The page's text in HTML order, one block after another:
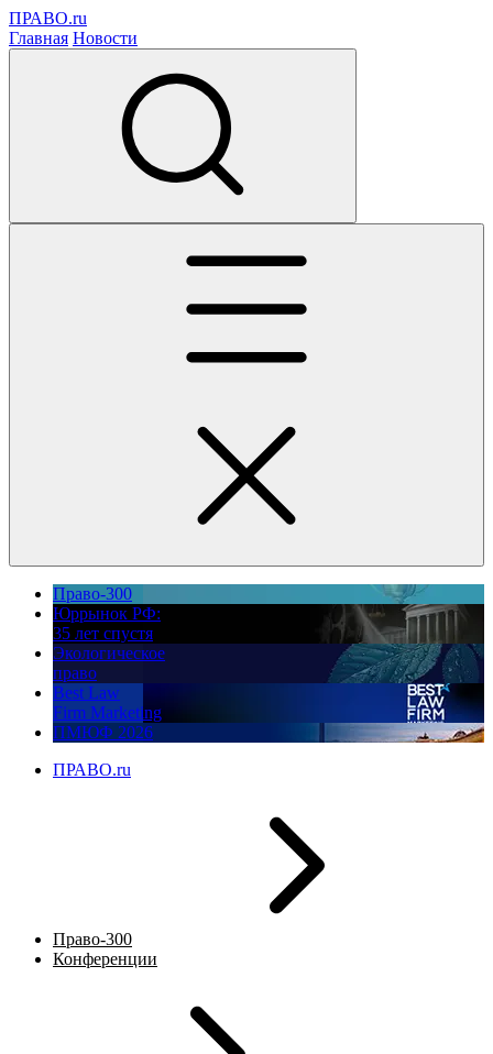
ПРАВО.ru
Главная Новости
Право-300
Юррынок РФ:
35 лет спустя
Экологическое
право
Best Law
Firm Marketing
ПМЮФ 2026
ПРАВО.ru
Право-300
Конференции